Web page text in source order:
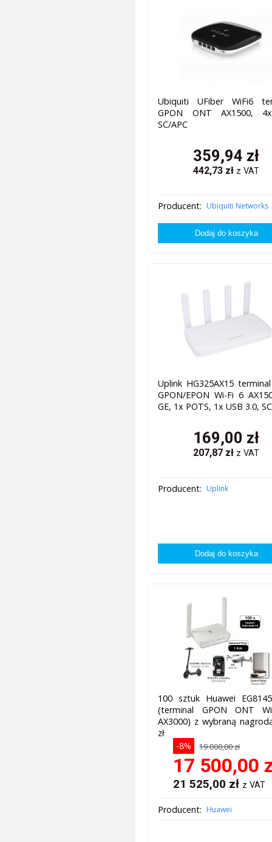
Ubiquiti UFiber WiFi6
GPON ONT AX1500,
SC/APC
359,94 zł
442,73 zł z VAT
Producent: Ubiquiti Networks
Uplink HG325AX15
GPON/EPON Wi-Fi 6
GE, 1x POTS, 1x USB 3.0,
169,00 zł
207,87 zł z VAT
Producent: Uplink
100 sztuk Huawei
(terminal GPON ONT
AX3000) z wybraną
zł
-8%
19 000,00 zł
17 500,00
21 525,00 zł z VAT
Producent: Huawei